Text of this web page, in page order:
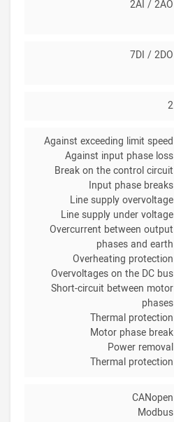
2AI / 2AO
7DI / 2DO
2
Against exceeding limit speed
Against input phase loss
Break on the control circuit
Input phase breaks
Line supply overvoltage
Line supply under voltage
Overcurrent between output
phases and earth
Overheating protection
Overvoltages on the DC bus
Short-circuit between motor
phases
Thermal protection
Motor phase break
Power removal
Thermal protection
CANopen
Modbus